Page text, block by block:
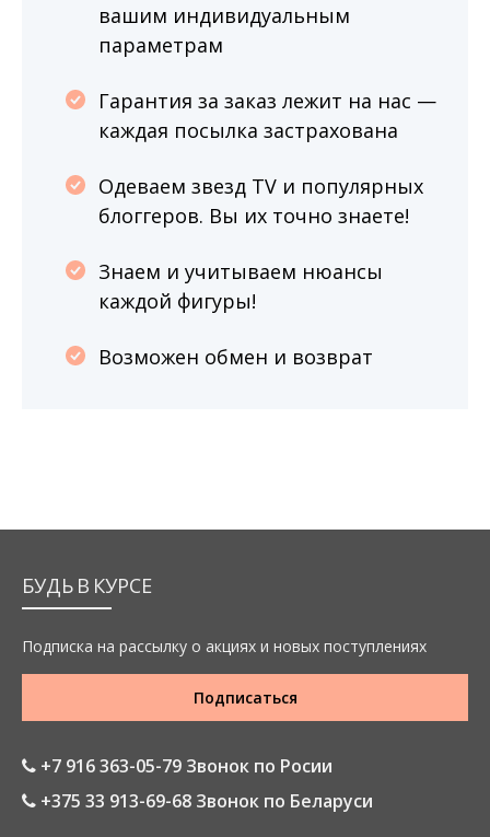
вашим индивидуальным
параметрам
Гарантия за заказ лежит на нас —
каждая посылка застрахована
Одеваем звезд TV и популярных
блоггеров. Вы их точно знаете!
Знаем и учитываем нюансы
каждой фигуры!
Возможен обмен и возврат
БУДЬ В КУРСЕ
Подписка на рассылку о акциях и новых поступлениях
Подписаться
+7 916 363-05-79 Звонок по Росии
+375 33 913-69-68 Звонок по Беларуси